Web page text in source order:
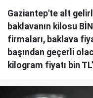
Gaziantep'te alt
baklavanın kilosu
firmaları, baklava
başından geçerli
kilogram fiyatı bin